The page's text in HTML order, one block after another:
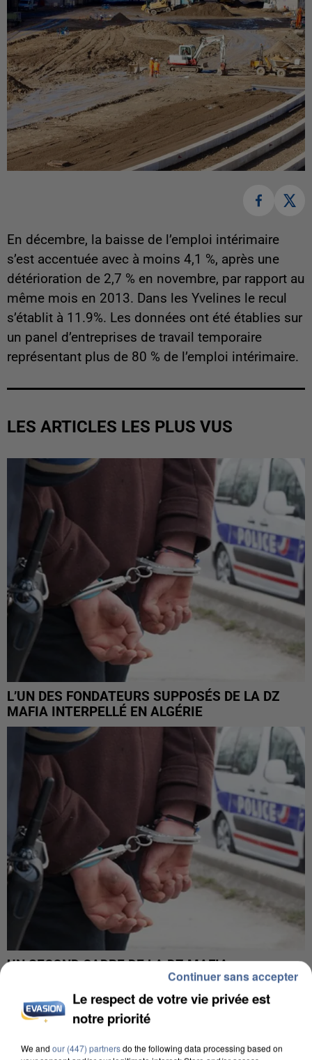
En décembre, la baisse de l’emploi intérimaire
s’est accentuée avec à moins 4,1 %, après une
détérioration de 2,7 % en novembre, par rapport au
même mois en 2013. Dans les Yvelines le recul
s’établit à 11.9%. Les données ont été établies sur
un panel d’entreprises de travail temporaire
représentant plus de 80 % de l’emploi intérimaire.
LES ARTICLES LES PLUS VUS
L’UN DES FONDATEURS SUPPOSÉS DE LA DZ
MAFIA INTERPELLÉ EN ALGÉRIE
UN SECOND CADRE DE LA DZ MAFIA
Le respect de votre vie privée est
notre priorité
We and our (447) partnersdo the following data processing based on
Continuer sans accepter